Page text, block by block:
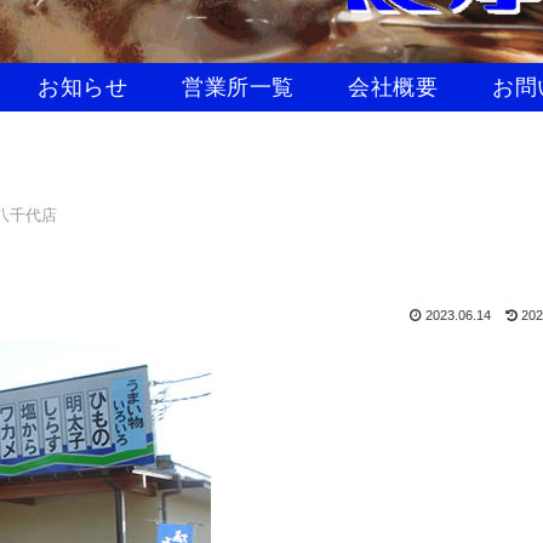
お知らせ 営業所一覧 会社概要 お問
千代店
2023.06.14